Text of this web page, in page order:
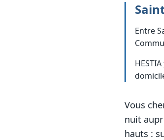
Entre
Vous
nuit
hauts :